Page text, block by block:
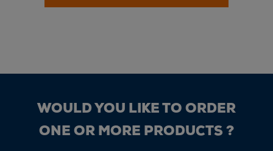
WOULD YOU LIKE TO ORDER
ONE OR MORE PRODUCTS ?